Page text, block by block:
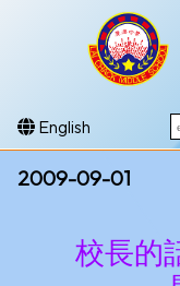
English
2009-09-01